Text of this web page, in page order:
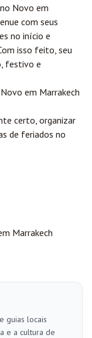
Novo em
com seus
no início e
isso feito, seu
festivo e
em Marrakech
certo, organizar
de feriados no
Marrakech
guias locais
e a cultura de